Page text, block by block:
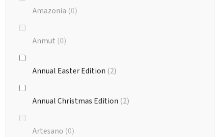
Amazonia 0
Anmut 0
Annual Easter Edition 2
Annual Christmas Edition 2
Artesano 0